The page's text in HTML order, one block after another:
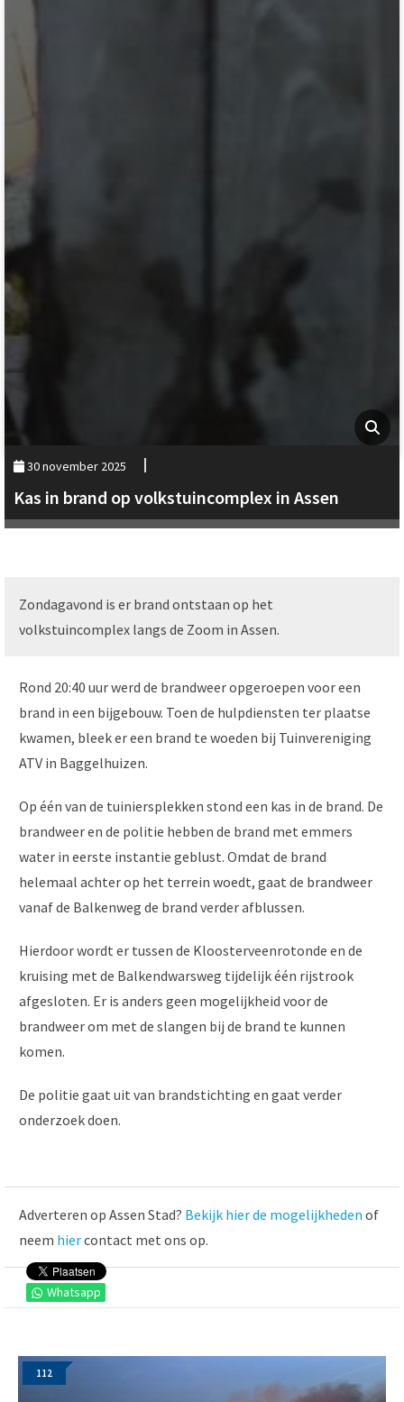
30 november 2025
Kas in brand op volkstuincomplex in Assen
Zondagavond is er brand ontstaan op het
volkstuincomplex langs de Zoom in Assen.
Rond 20:40 uur werd de brandweer opgeroepen voor een
brand in een bijgebouw. Toen de hulpdiensten ter plaatse
kwamen, bleek er een brand te woeden bij Tuinvereniging
ATV in Baggelhuizen.
Op één van de tuiniersplekken stond een kas in de brand. De
brandweer en de politie hebben de brand met emmers
water in eerste instantie geblust. Omdat de brand
helemaal achter op het terrein woedt, gaat de brandweer
vanaf de Balkenweg de brand verder afblussen.
Hierdoor wordt er tussen de Kloosterveenrotonde en de
kruising met de Balkendwarsweg tijdelijk één rijstrook
afgesloten. Er is anders geen mogelijkheid voor de
brandweer om met de slangen bij de brand te kunnen
komen.
De politie gaat uit van brandstichting en gaat verder
onderzoek doen.
Whatsapp
Adverteren op Assen Stad? Bekijk hier de mogelijkheden of
neem hiercontact met ons op.
112